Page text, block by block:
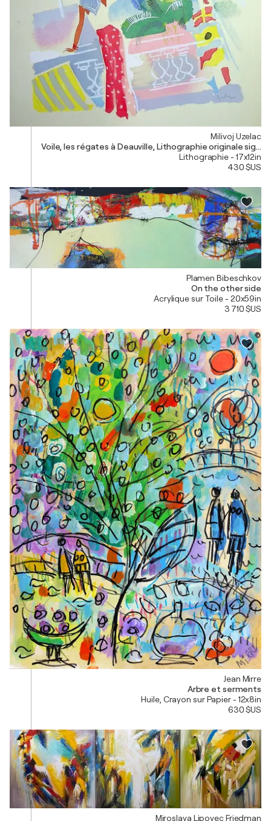
Milivoj Uzelac
Voile, les régates à Deauville, Lithographie originale signée
Lithographie - 17x12in
430 $US
Plamen Bibeschkov
On the other side
Acrylique sur Toile - 20x59in
3 710 $US
Jean Mirre
Arbre et serments
Huile, Crayon sur Papier - 12x8in
630 $US
Miroslava Lipovec Friedman